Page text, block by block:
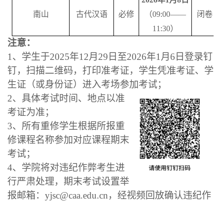
南山 古代汉语 必修
（09:00——
11:30）
闭卷
注意：
1 、 学生于2025年12月 29 日 至2026年1 月 6 日登录钉
钉，扫描二维码， 打印准考证，学生凭准考证、学
生证（或身份证）进入考场参加考试；
2、 具体考试时间、地点以准
考证为准；
3、所有重修学生根据所报重
修课程名称参加对应课程期末
考试；
4、 学院将对违纪作弊考生进
行严肃处理， 期末考试设置举
报邮箱： yjsc@caa.edu.cn，经视频回放确认违纪作